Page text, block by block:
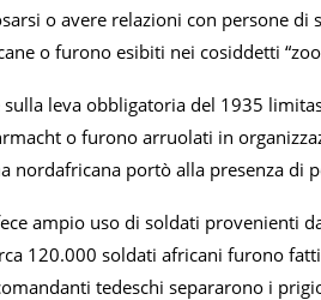
o avere relazioni con persone
o furono esibiti nei cosiddetti
sulla leva obbligatoria del 1935
o furono arruolati in
nordafricana portò alla presenza di
ampio uso di soldati provenienti
120.000 soldati africani furono
tedeschi separarono i